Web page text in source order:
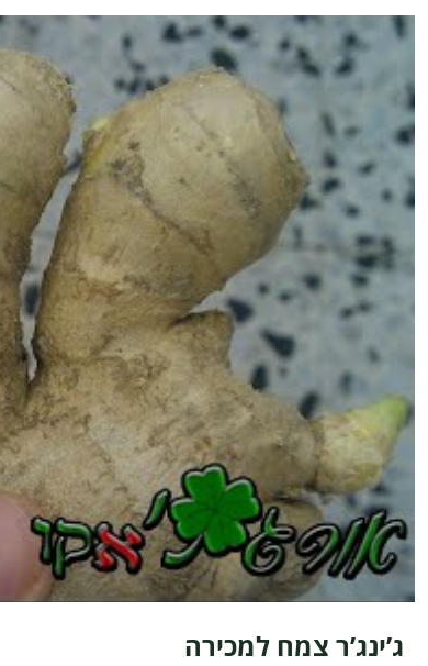
ג’ינג’ר צמח למכירה